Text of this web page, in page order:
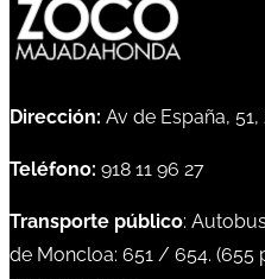
Dirección: Av de España,
Teléfono: 918 11 96 27
Transporte público:
de Moncloa: 651 / 654. (655